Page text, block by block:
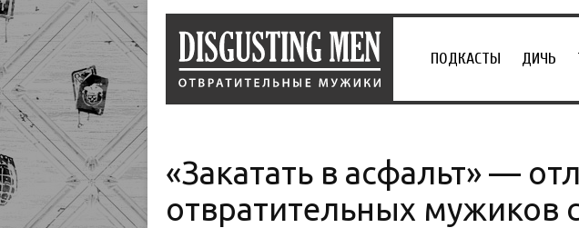
ПОДКАСТЫ ДИЧЬ
«Закатать в асфальт» —
отвратительных мужиков